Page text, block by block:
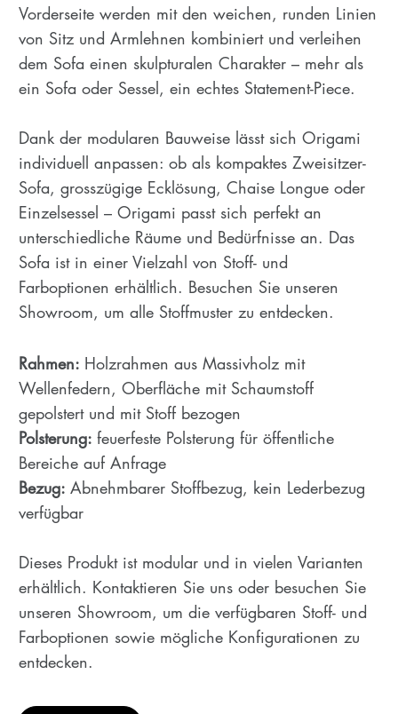
Vorderseite werden mit den weichen, runden Linien
von Sitz und Armlehnen kombiniert und verleihen
dem Sofa einen skulpturalen Charakter – mehr als
ein Sofa oder Sessel, ein echtes Statement-Piece.
Dank der modularen Bauweise lässt sich Origami
individuell anpassen: ob als kompaktes Zweisitzer-
Sofa, grosszügige Ecklösung, Chaise Longue oder
Einzelsessel – Origami passt sich perfekt an
unterschiedliche Räume und Bedürfnisse an. Das
Sofa ist in einer Vielzahl von Stoff- und
Farboptionen erhältlich. Besuchen Sie unseren
Showroom, um alle Stoffmuster zu entdecken.
Rahmen: Holzrahmen aus Massivholz mit
Wellenfedern, Oberfläche mit Schaumstoff
gepolstert und mit Stoff bezogen
Polsterung: feuerfeste Polsterung für öffentliche
Bereiche auf Anfrage
Bezug: Abnehmbarer Stoffbezug, kein Lederbezug
verfügbar
Dieses Produkt ist modular und in vielen Varianten
erhältlich. Kontaktieren Sie uns oder besuchen Sie
unseren Showroom, um die verfügbaren Stoff- und
Farboptionen sowie mögliche Konfigurationen zu
entdecken.